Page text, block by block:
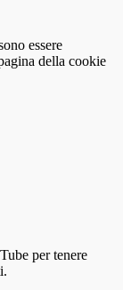
essere
della cookie
per tenere